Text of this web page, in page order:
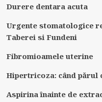
Durere dentara acuta
Urgente stomatologice
Taberei si Fundeni
Fibromioamele uterine
Hipertricoza: când părul
Aspirina înainte de